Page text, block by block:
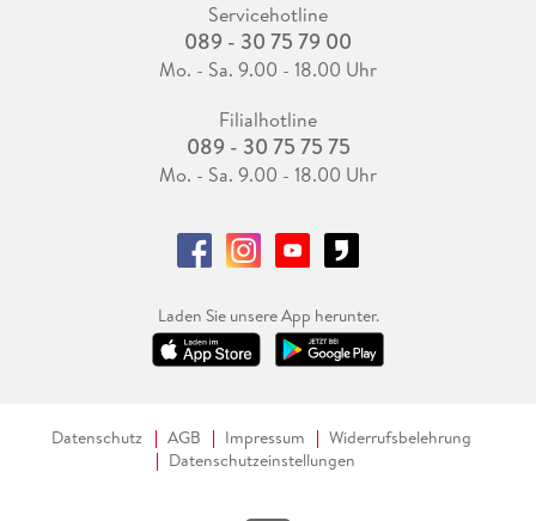
Servicehotline
089 - 30 75 79 00
Mo. - Sa. 9.00 - 18.00 Uhr
Filialhotline
089 - 30 75 75 75
Mo. - Sa. 9.00 - 18.00 Uhr
Laden Sie unsere App herunter.
Datenschutz AGB Impressum
Widerrufsbelehrung
Datenschutzeinstellungen